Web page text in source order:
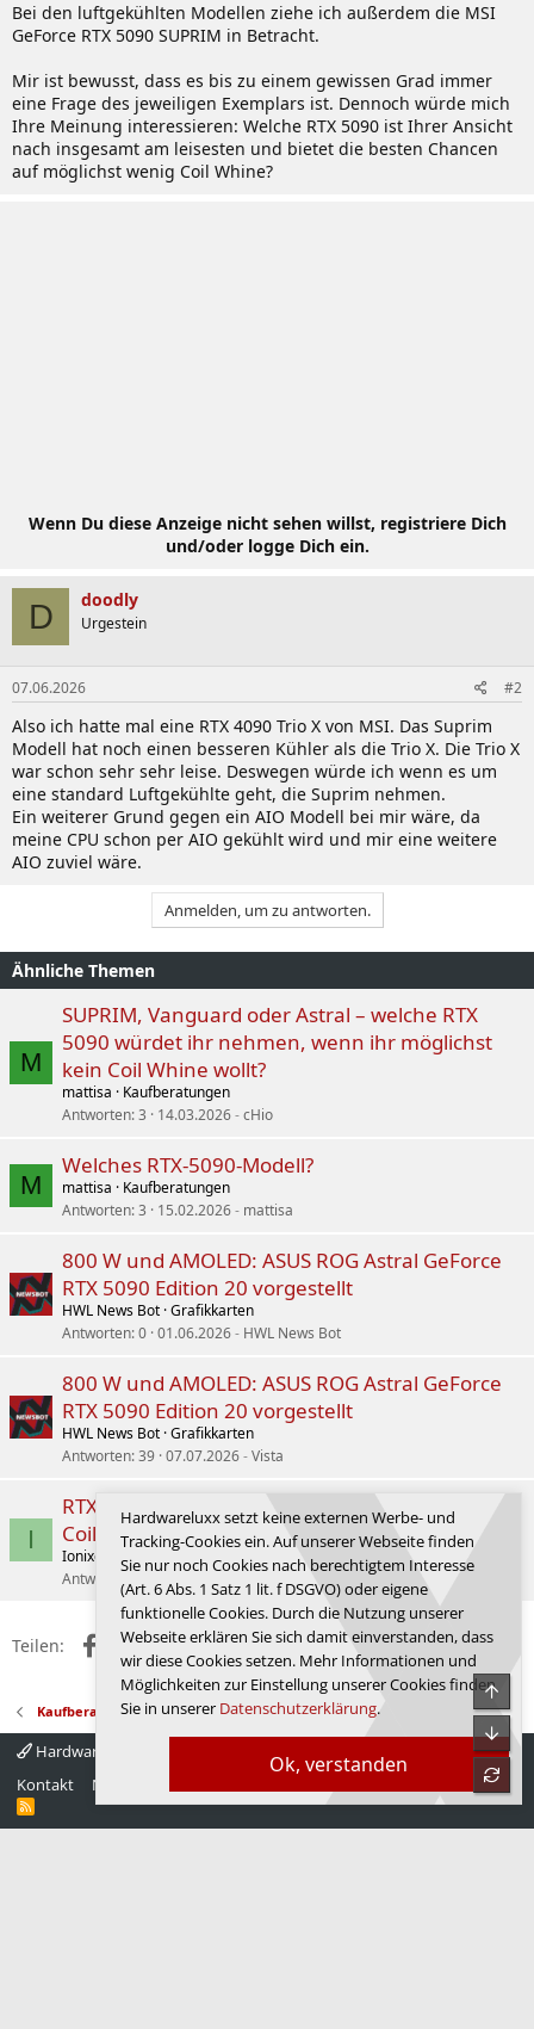
Bei den luftgekühlten Modellen ziehe ich außerdem die MSI
GeForce RTX 5090 SUPRIM in Betracht.
Mir ist bewusst, dass es bis zu einem gewissen Grad immer
eine Frage des jeweiligen Exemplars ist. Dennoch würde mich
Ihre Meinung interessieren: Welche RTX 5090 ist Ihrer Ansicht
nach insgesamt am leisesten und bietet die besten Chancen
auf möglichst wenig Coil Whine?
Wenn Du diese Anzeige nicht sehen willst, registriere Dich
und/oder logge Dich ein.
D doodly
Urgestein
07.06.2026 #2
Also ich hatte mal eine RTX 4090 Trio X von MSI. Das Suprim
Modell hat noch einen besseren Kühler als die Trio X. Die Trio X
war schon sehr sehr leise. Deswegen würde ich wenn es um
eine standard Luftgekühlte geht, die Suprim nehmen.
Ein weiterer Grund gegen ein AIO Modell bei mir wäre, da
meine CPU schon per AIO gekühlt wird und mir eine weitere
AIO zuviel wäre.
Anmelden, um zu antworten.
Ähnliche Themen
M
SUPRIM, Vanguard oder Astral – welche RTX
5090 würdet ihr nehmen, wenn ihr möglichst
kein Coil Whine wollt?
mattisa
Kaufberatungen
Antworten 3 14.03.2026 cHio
M
Welches RTX-5090-Modell?
mattisa
Kaufberatungen
Antworten 3 15.02.2026 mattisa
800 W und AMOLED: ASUS ROG Astral GeForce
RTX 5090 Edition 20 vorgestellt
HWL News Bot Grafikkarten
Antworten 0 01.06.2026 HWL News Bot
800 W und AMOLED: ASUS ROG Astral GeForce
RTX 5090 Edition 20 vorgestellt
HWL News Bot Grafikkarten
Antworten 39 07.07.2026 Vista
I
RTX 5090 SUPRIM vs. Xtreme Waterforce AIO –
Coil Whine Erfahrungen?
Ionixct
Grafikkarten
Antworten
03.09.2025 Gurkengraeber
Teilen: FacebookX (Twitter)
RedditWhatsApp
E-MailLink
Kaufberatungen
Hardwareluxx 4.0
Kontakt
Nutzungsbedingungen Startseite
R
Ok, verstanden
Hardwareluxx setzt keine externen Werbe- und
Tracking-Cookies ein. Auf unserer Webseite finden
Sie nur noch Cookies nach berechtigtem Interesse
(Art. 6 Abs. 1 Satz 1 lit. f DSGVO) oder eigene
funktionelle Cookies. Durch die Nutzung unserer
Webseite erklären Sie sich damit einverstanden, dass
wir diese Cookies setzen. Mehr Informationen und
Möglichkeiten zur Einstellung unserer Cookies finden
Sie in unserer Datenschutzerklärung.